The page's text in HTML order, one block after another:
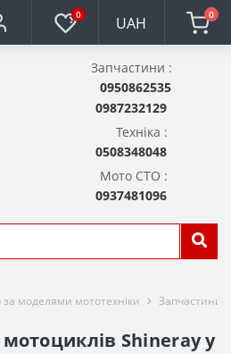
0 UAH 0
Запчастини :
0950862535
0987232129
Техніка :
0508348048
Мото СТО :
0937481096
моделями мототехніки Запчастини
Shineray у